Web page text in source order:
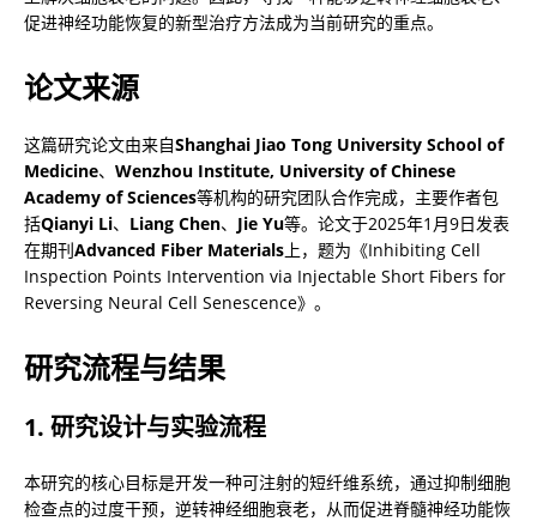
促进神经功能恢复的新型治疗方法成为当前研究的重点。
论文来源
这篇研究论文由来自Shanghai Jiao Tong University School of
Medicine、 Wenzhou Institute, University of Chinese
Academy of Sciences等机构的研究团队合作完成，主要作者包
括Qianyi Li、 Liang Chen、 Jie Yu等。论文于2025年1月9日发表
在期刊Advanced Fiber Materials 上，题为《Inhibiting Cell
Inspection Points Intervention via Injectable Short Fibers for
Reversing Neural Cell Senescence》。
研究流程与结果
1. 研究设计与实验流程
本研究的核心目标是开发一种可注射的短纤维系统，通过抑制细胞
检查点的过度干预，逆转神经细胞衰老，从而促进脊髓神经功能恢